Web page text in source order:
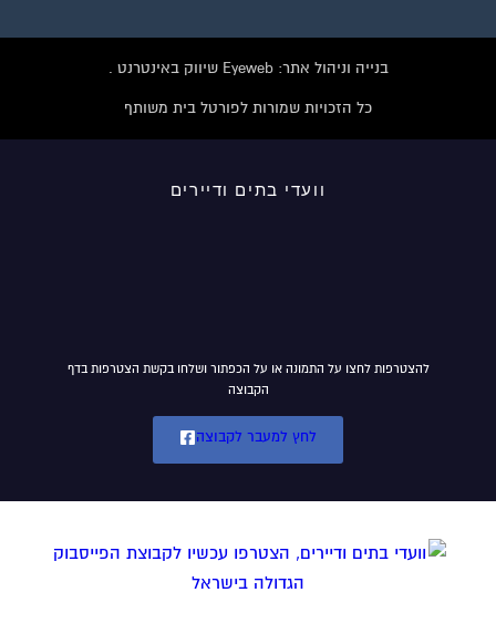
בנייה וניהול אתר: Eyeweb שיווק באינטרנט .
כל הזכויות שמורות לפורטל בית משותף
וועדי בתים ודיירים
להצטרפות לחצו על התמונה או על הכפתור ושלחו בקשת הצטרפות בדף
הקבוצה
לחץ למעבר לקבוצה